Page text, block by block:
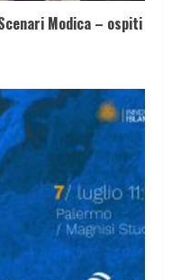
Modica – ospiti